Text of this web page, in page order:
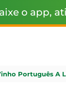
o app,
Português A